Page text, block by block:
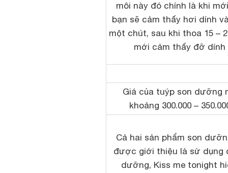
môi này đó chính là khi
bạn sẽ cảm thấy hơi dính
một chút, sau khi thoa 15 –
mới cảm thấy đỡ dính
Giá của tuýp son dưỡng
khoảng 300.000 –
Cả hai sản phẩm son
được giới thiệu là sử dụng
dưỡng, Kiss me tonight